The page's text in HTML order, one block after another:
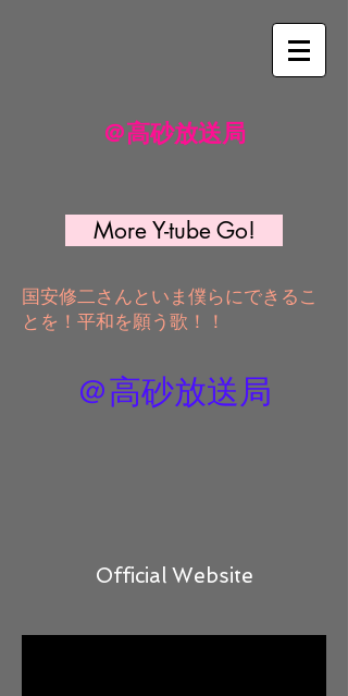
＠高砂放送局
More Y-tube Go!
国安修二さんといま僕らにできるこ
とを！平和を願う歌！！
＠高砂放送局
Official Website